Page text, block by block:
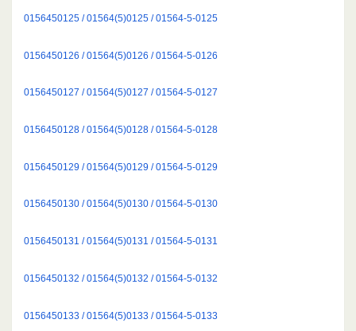
0156450125 / 01564(5)0125 / 01564-5-0125
0156450126 / 01564(5)0126 / 01564-5-0126
0156450127 / 01564(5)0127 / 01564-5-0127
0156450128 / 01564(5)0128 / 01564-5-0128
0156450129 / 01564(5)0129 / 01564-5-0129
0156450130 / 01564(5)0130 / 01564-5-0130
0156450131 / 01564(5)0131 / 01564-5-0131
0156450132 / 01564(5)0132 / 01564-5-0132
0156450133 / 01564(5)0133 / 01564-5-0133